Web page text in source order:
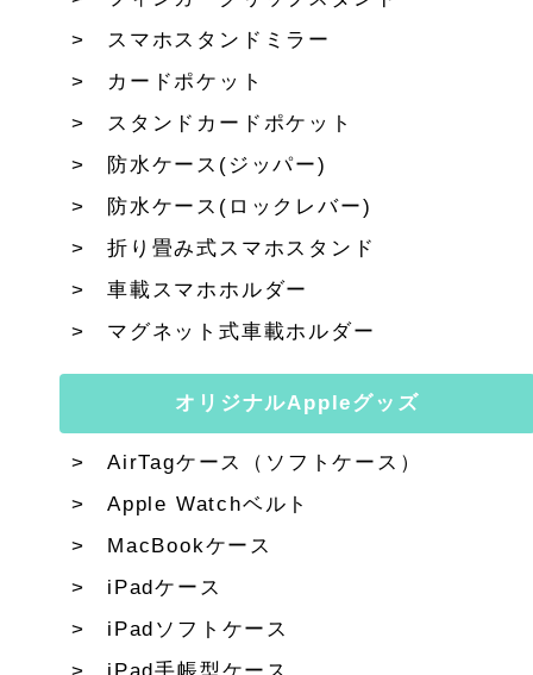
スマホスタンドミラー
カードポケット
スタンドカードポケット
防水ケース(ジッパー)
防水ケース(ロックレバー)
折り畳み式スマホスタンド
車載スマホホルダー
マグネット式車載ホルダー
オリジナルAppleグッズ
AirTagケース（ソフトケース）
Apple Watchベルト
MacBookケース
iPadケース
iPadソフトケース